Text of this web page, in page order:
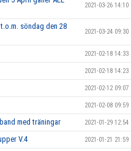
2021-03-26 14:10
söndag den 28
2021-03-24 09:30
2021-02-18 14:33
2021-02-18 14:23
2021-02-12 09:07
2021-02-08 09:59
med träningar 2021-01-29 12:54
V.4 2021-01-21 21:59